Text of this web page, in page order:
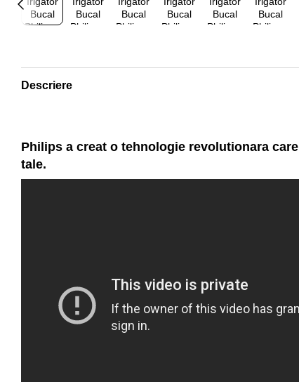
Descriere
Philips a creat o tehnologie revolutionara
tale.